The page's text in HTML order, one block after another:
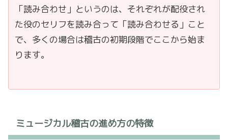
「読み合わせ」というのは、それぞれが配役され
た役のセリフを読み合って「読み合わせる」こと
で、多くの場合は稽古の初期段階でここから始ま
ります。
ミュージカル稽古の進め方の特徴